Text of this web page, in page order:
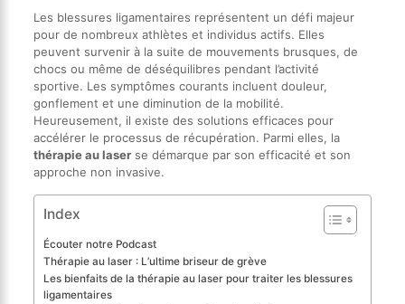
Les blessures ligamentaires représentent un défi majeur
pour de nombreux athlètes et individus actifs. Elles
peuvent survenir à la suite de mouvements brusques, de
chocs ou même de déséquilibres pendant l’activité
sportive. Les symptômes courants incluent douleur,
gonflement et une diminution de la mobilité.
Heureusement, il existe des solutions efficaces pour
accélérer le processus de récupération. Parmi elles, la
thérapie au laserse démarque par son efficacité et son
approche non invasive.
Index
Écouter notre Podcast
Thérapie au laser : L’ultime briseur de grève
Les bienfaits de la thérapie au laser pour traiter les blessures
ligamentaires